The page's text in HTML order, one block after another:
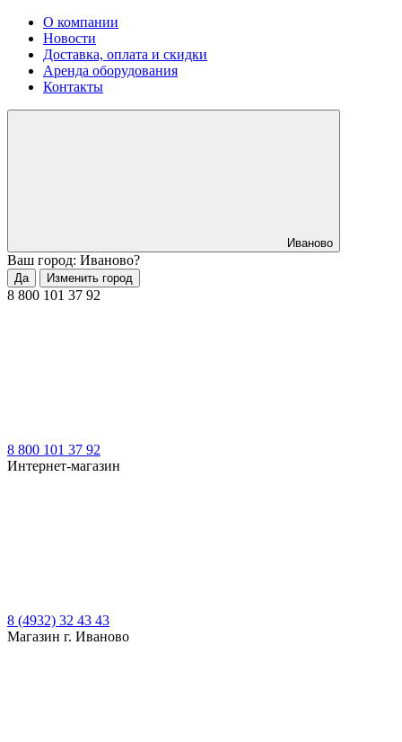
О компании
Новости
Доставка, оплата и скидки
Аренда оборудования
Контакты
Иваново
Ваш город: Иваново?
Да Изменить город
8 800 101 37 92
8 800 101 37 92
Интернет-магазин
8 (4932) 32 43 43
Магазин г. Иваново